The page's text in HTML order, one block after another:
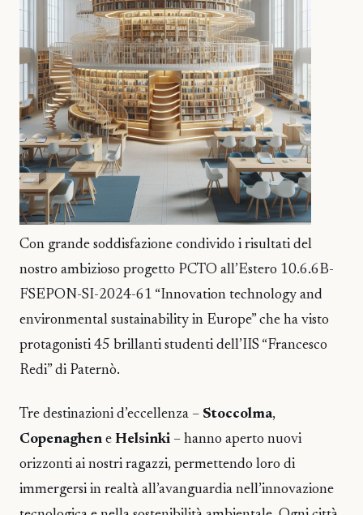
Con grande soddisfazione condivido i risultati del
nostro ambizioso progetto PCTO all’Estero 10.6.6B-
FSEPON-SI-2024-61 “Innovation technology and
environmental sustainability in Europe” che ha visto
protagonisti 45 brillanti studenti dell’IIS “Francesco
Redi” di Paternò.
Tre destinazioni d’eccellenza – Stoccolma,
Copenaghen e Helsinki – hanno aperto nuovi
orizzonti ai nostri ragazzi, permettendo loro di
immergersi in realtà all’avanguardia nell’innovazione